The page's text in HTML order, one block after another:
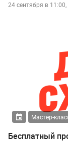
24 сентября в
Мастер-
Бесплатный